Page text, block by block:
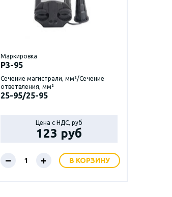
Маркировка
P3-95
Сечение магистрали, мм²/Сечение
ответвления, мм²
25-95/25-95
Цена с НДС, руб
123 руб
– + В КОРЗИНУ